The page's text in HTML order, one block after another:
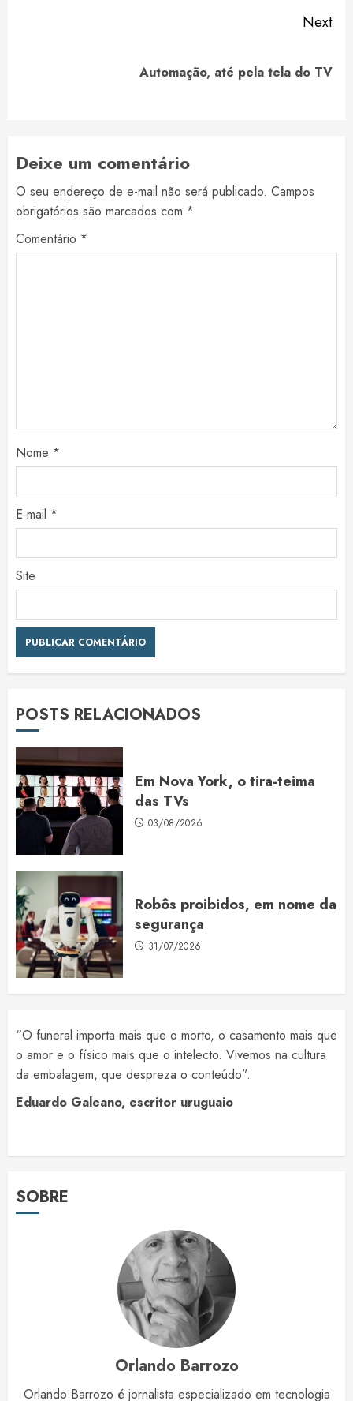
Next
Automação, até pela tela do TV
Deixe um comentário
O seu endereço de e-mail não será publicado. Campos
obrigatórios são marcados com *
Comentário *
Nome *
E-mail *
Site
POSTS RELACIONADOS
Em Nova York, o tira-teima
das TVs
03/08/2026
Robôs proibidos, em nome da
segurança
31/07/2026
“O funeral importa mais que o morto, o casamento mais que
o amor e o físico mais que o intelecto. Vivemos na cultura
da embalagem, que despreza o conteúdo”.
Eduardo Galeano, escritor uruguaio
SOBRE
Orlando Barrozo
Orlando Barrozo é jornalista especializado em tecnologia